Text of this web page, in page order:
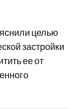
целью
застройки
ее от